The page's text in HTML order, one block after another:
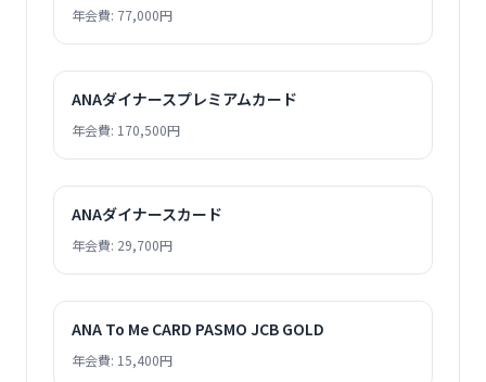
年会費: 77,000円
ANAダイナースプレミアムカード
年会費: 170,500円
ANAダイナースカード
年会費: 29,700円
ANA To Me CARD PASMO JCB GOLD
年会費: 15,400円